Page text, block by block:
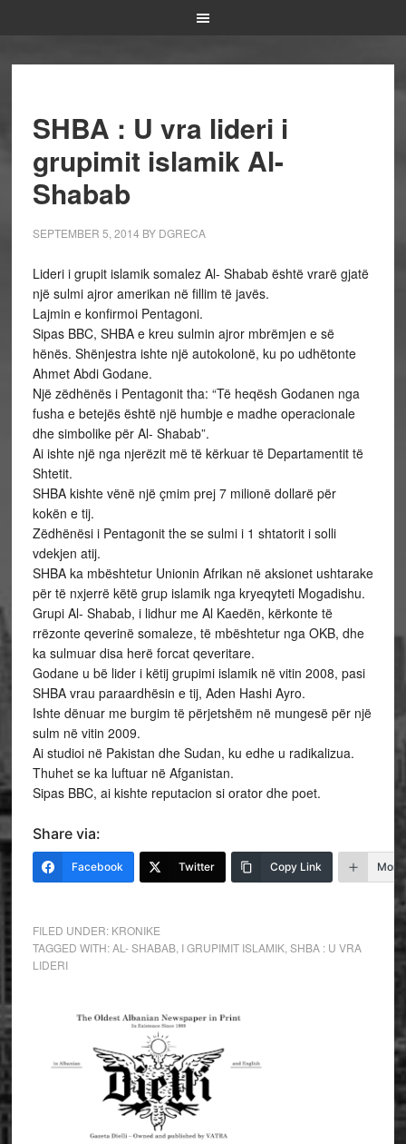
SHBA : U vra lideri i
grupimit islamik Al-
Shabab
SEPTEMBER 5, 2014 BY DGRECA
Lideri i grupit islamik somalez Al- Shabab është vrarë gjatë
një sulmi ajror amerikan në fillim të javës.
Lajmin e konfirmoi Pentagoni.
Sipas BBC, SHBA e kreu sulmin ajror mbrëmjen e së
hënës. Shënjestra ishte një autokolonë, ku po udhëtonte
Ahmet Abdi Godane.
Një zëdhënës i Pentagonit tha: “Të heqësh Godanen nga
fusha e betejës është një humbje e madhe operacionale
dhe simbolike për Al- Shabab”.
Ai ishte një nga njerëzit më të kërkuar të Departamentit të
Shtetit.
SHBA kishte vënë një çmim prej 7 milionë dollarë për
kokën e tij.
Zëdhënësi i Pentagonit the se sulmi i 1 shtatorit i solli
vdekjen atij.
SHBA ka mbështetur Unionin Afrikan në aksionet ushtarake
për të nxjerrë këtë grup islamik nga kryeqyteti Mogadishu.
Grupi Al- Shabab, i lidhur me Al Kaedën, kërkonte të
rrëzonte qeverinë somaleze, të mbështetur nga OKB, dhe
ka sulmuar disa herë forcat qeveritare.
Godane u bë lider i këtij grupimi islamik në vitin 2008, pasi
SHBA vrau paraardhësin e tij, Aden Hashi Ayro.
Ishte dënuar me burgim të përjetshëm në mungesë për një
sulm në vitin 2009.
Ai studioi në Pakistan dhe Sudan, ku edhe u radikalizua.
Thuhet se ka luftuar në Afganistan.
Sipas BBC, ai kishte reputacion si orator dhe poet.
Share via:
Facebook Twitter Copy Link More
FILED UNDER: KRONIKE
TAGGED WITH:AL- SHABAB, I GRUPIMIT ISLAMIK, SHBA : U VRA
LIDERI